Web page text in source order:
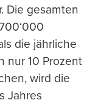
Die gesamten
die jährliche
nur 10 Prozent
wird die
Jahres